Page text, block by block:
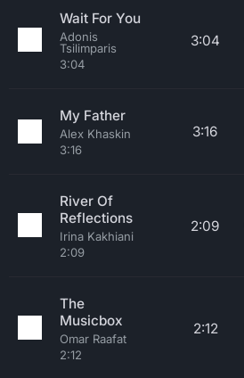
Wait For You
Adonis
Tsilimparis
3:04
3:04
My Father
Alex Khaskin
3:16
3:16
River Of
Reflections
Irina Kakhiani
2:09
2:09
The
Musicbox
Omar Raafat
2:12
2:12